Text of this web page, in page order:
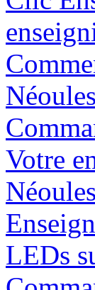
Votre
LEDs